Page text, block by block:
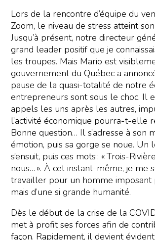
Lors de la rencontre d’équipe du
Zoom, le niveau de stress atteint
Jusqu’à présent, notre directeur
grand leader positif que je
les troupes. Mais Mario est
gouvernement du Québec a
pause de la quasi-totalité de notre
entrepreneurs sont sous le choc. Il
appels les uns après les autres,
l’activité économique pourra-t-elle
Bonne question… Il s’adresse à son
émotion, puis sa gorge se noue. Un
s’ensuit, puis ces mots : « Trois-
nous… ». À cet instant-même, je me
travailler pour un homme imposant
mais d’une si grande humanité.
Dès le début de la crise de la
met à profit ses forces afin de
façon. Rapidement, il devient